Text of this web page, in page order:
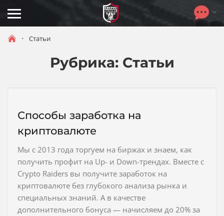
Toggle
navigation
Статьи
Рубрика: Статьи
Способы заработка на
криптовалюте
Мы с 2013 года торгуем на биржах и знаем, как
получить профит на Up- и Down-трендах. Вместе с
Crypto Raiders вы получите заработок на
криптовалюте без глубокого анализа рынка и
специальных знаний. А в качестве
дополнительного бонуса — начисляем до 20% за